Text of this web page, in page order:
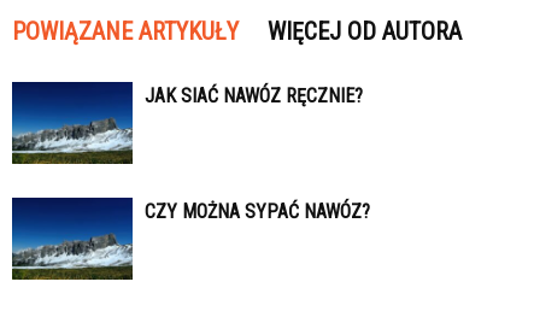
POWIĄZANE ARTYKUŁY WIĘCEJ OD AUTORA
JAK SIAĆ NAWÓZ RĘCZNIE?
CZY MOŻNA SYPAĆ NAWÓZ?